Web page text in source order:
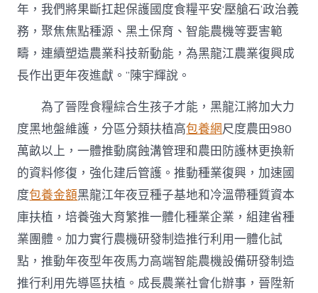
年，我們將果斷扛起保護國度食糧平安‘壓艙石’政治義
務，聚焦焦點種源、黑土保育、智能農機等要害範
疇，連續塑造農業科技新動能，為黑龍江農業復興成
長作出更年夜進獻。”陳宇輝說。
為了晉陞食糧綜合生孩子才能，黑龍江將加大力
度黑地盤維護，分區分類扶植高包養網尺度農田980
萬畝以上，一體推動腐蝕溝管理和農田防護林更換新
的資料修復，強化建后管護。推動種業復興，加速國
度包養金額黑龍江年夜豆種子基地和冷溫帶種質資本
庫扶植，培養強大育繁推一體化種業企業，組建省種
業團體。加力實行農機研發制造推行利用一體化試
點，推動年夜型年夜馬力高端智能農機設備研發制造
推行利用先導區扶植。成長農業社會化辦事，晉陞新